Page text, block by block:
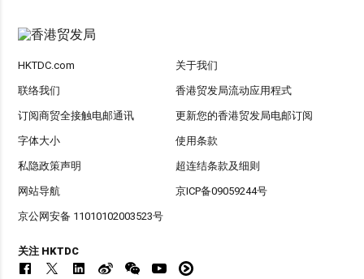
HKTDC.com 关于我们
联络我们 香港贸发局流动应用程式
订阅商贸全接触电邮通讯 更新您的香港贸发局电邮订阅
字体大小 使用条款
私隐政策声明 超连结条款及细则
网站导航 京ICP备09059244号
京公网安备 11010102003523号
关注 HKTDC